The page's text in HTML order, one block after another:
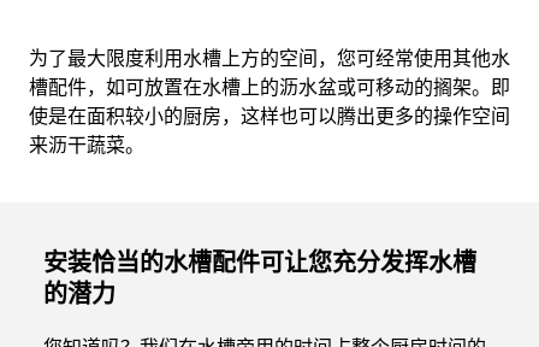
为了最大限度利用水槽上方的空间，您可经常使用其他水
槽配件，如可放置在水槽上的沥水盆或可移动的搁架。即
使是在面积较小的厨房，这样也可以腾出更多的操作空间
来沥干蔬菜。
安装恰当的水槽配件可让您充分发挥水槽
的潜力